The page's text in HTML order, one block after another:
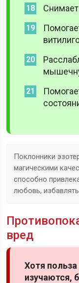
Поклонники
магическими
способно
любовь,
вред
Хотя
изучаются,